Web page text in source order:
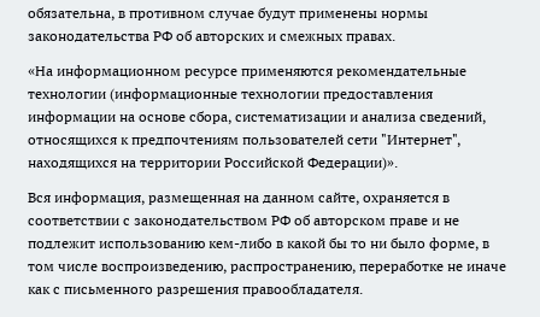
обязательна, в противном случае будут применены нормы
законодательства РФ об авторских и смежных правах.
«На информационном ресурсе применяются рекомендательные
технологии (информационные технологии предоставления
информации на основе сбора, систематизации и анализа сведений,
относящихся к предпочтениям пользователей сети "Интернет",
находящихся на территории Российской Федерации)».
Вся информация, размещенная на данном сайте, охраняется в
соответствии с законодательством РФ об авторском праве и не
подлежит использованию кем-либо в какой бы то ни было форме, в
том числе воспроизведению, распространению, переработке не иначе
как с письменного разрешения правообладателя.